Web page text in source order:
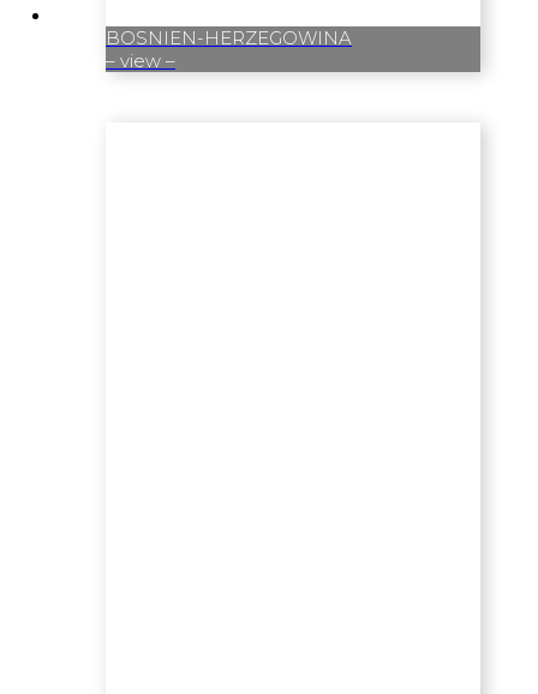
BOSNIEN-HERZEGOWINA
– view –